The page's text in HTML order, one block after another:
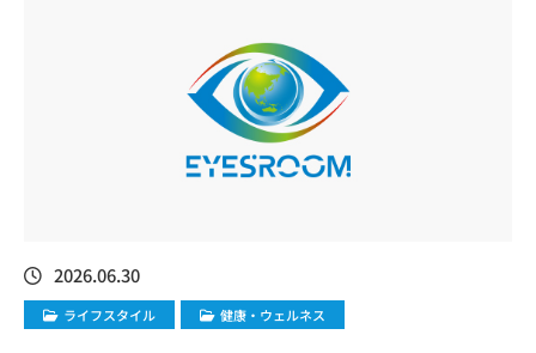
2026.06.30
ライフスタイル 健康・ウェルネス